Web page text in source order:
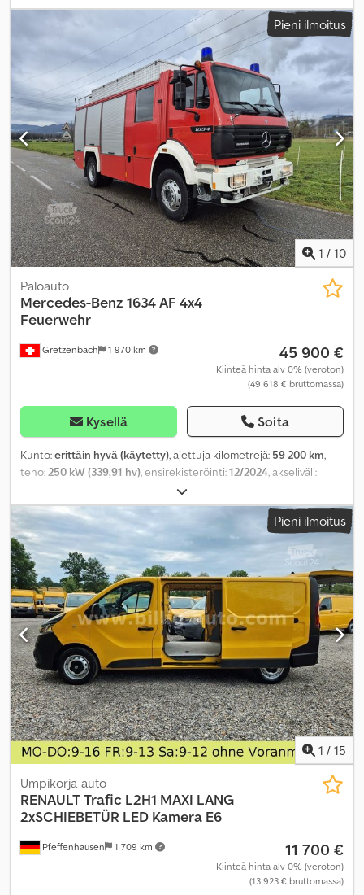
tarkastus (TÜV):02/2027, vaihteistotyyppi:automaattinen,
ABS, elektroninen ajonvakautusjärjestelmä (ESP),
ilmastointi, navigointijärjestelmä, pysäköintilämmitin ,
Pieni ilmoitus
1 / 10
Gretzenbach 1 970 km
Paloauto
Mercedes-Benz 1634 AF 4x4
Feuerwehr
45 900 €
Kiinteä hinta alv 0% (veroton)
(49 618 € bruttomassa)
Kysellä Soita
Kunto:erittäin hyvä (käytetty), ajettuja kilometrejä: 59 200 km,
teho:250 kW (339,91 hv), ensirekisteröinti:12/2024, akseliväli:
, vaihteistotyyppi:
Valmistusvuosi:1998,
Pieni ilmoitus
1 / 15
Pfeffenhausen 1 709 km
Umpikorja-auto
RENAULTTrafic L2H1 MAXI LANG
2xSCHIEBETÜR LED Kamera E6
11 700 €
Kiinteä hinta alv 0% (veroton)
(13 923 € bruttomassa)